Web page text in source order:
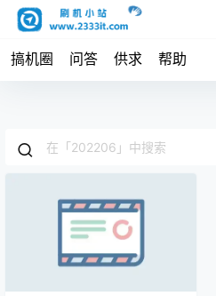
搞机圈 问答 供求 帮助